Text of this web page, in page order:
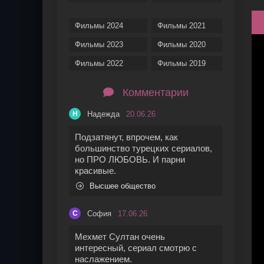
Фильмы 2024
Фильмы 2023
Фильмы 2022
Фильмы 2021
Фильмы 2020
Фильмы 2019
Комментарии
Н Надежда 20.06.26
Подзатянут, впрочем, как
большинство турецких сериалов,
но ПРО ЛЮБОВЬ. И парни
красивые.
Высшее общество
С София 17.06.26
Мехмет Султан очень
интересный, сериал смотрю с
наслажением.